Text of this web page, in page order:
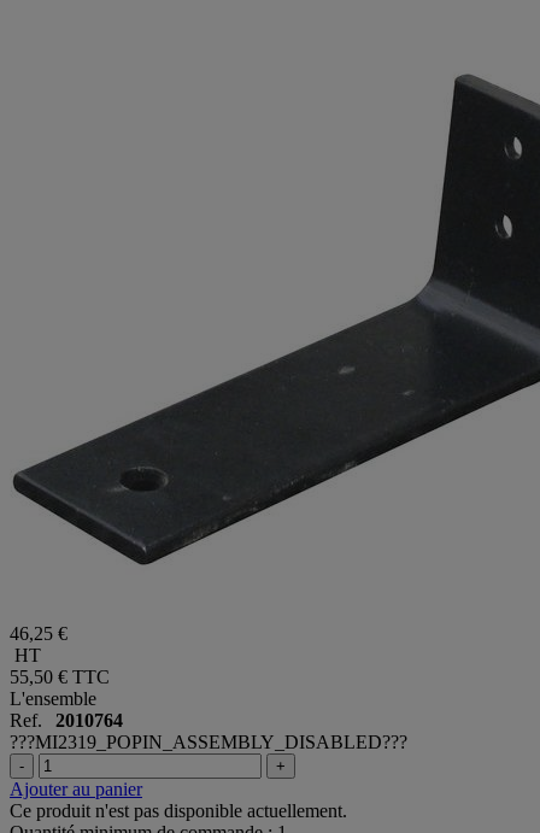
46,25 €
HT
55,50 € TTC
L'ensemble
Ref. 2010764
???MI2319_POPIN_ASSEMBLY_DISABLED???
- +
Ajouter au panier
Ce produit n'est pas disponible actuellement.